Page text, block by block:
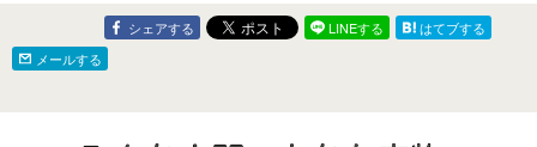
シェアする LINEする
はてブする
メールする